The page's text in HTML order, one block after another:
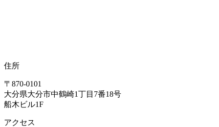
住所
〒870-0101
大分県大分市中鶴崎1丁目7番18号
船木ビル1F
アクセス